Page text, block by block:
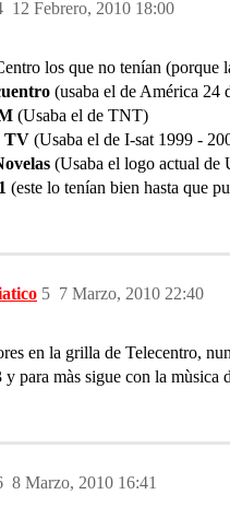
12 Febrero, 2010 18:00
los que no tenían (porque
(usaba el de América 24
(Usaba el de TNT)
TV (Usaba el de I-sat 1999 -
(Usaba el logo actual de
(este lo tenían bien hasta que
7 Marzo, 2010 22:40
5
en la grilla de Telecentro,
y para màs sigue con la mùsica
8 Marzo, 2010 16:41